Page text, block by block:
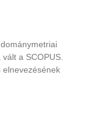
a SCOPUS.
elnevezésének